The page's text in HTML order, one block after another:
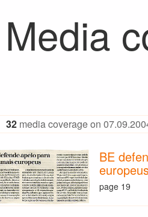
Media
32 media coverage on
BE
page 19